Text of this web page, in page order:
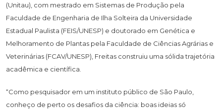
(Unitau), com mestrado em Sistemas de Produção pela
Faculdade de Engenharia de Ilha Solteira da Universidade
Estadual Paulista (FEIS/UNESP) e doutorado em Genética e
Melhoramento de Plantas pela Faculdade de Ciências Agrárias e
Veterinárias (FCAV/UNESP), Freitas construiu uma sólida trajetória
acadêmica e científica.
“Como pesquisador em um instituto público de São Paulo,
conheço de perto os desafios da ciência: boas ideias só